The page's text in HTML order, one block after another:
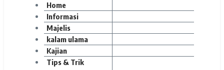
Home
Informasi
Majelis
kalam ulama
Kajian
Tips & Trik